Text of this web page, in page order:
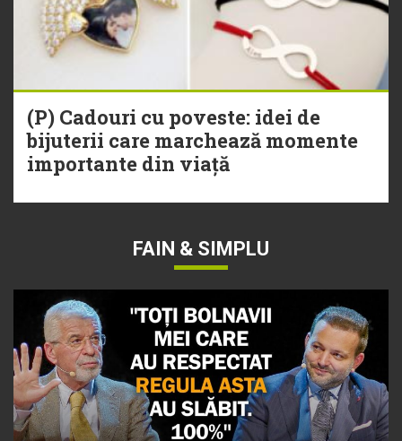
(P) Cadouri cu poveste: idei de
bijuterii care marchează momente
importante din viață
FAIN & SIMPLU